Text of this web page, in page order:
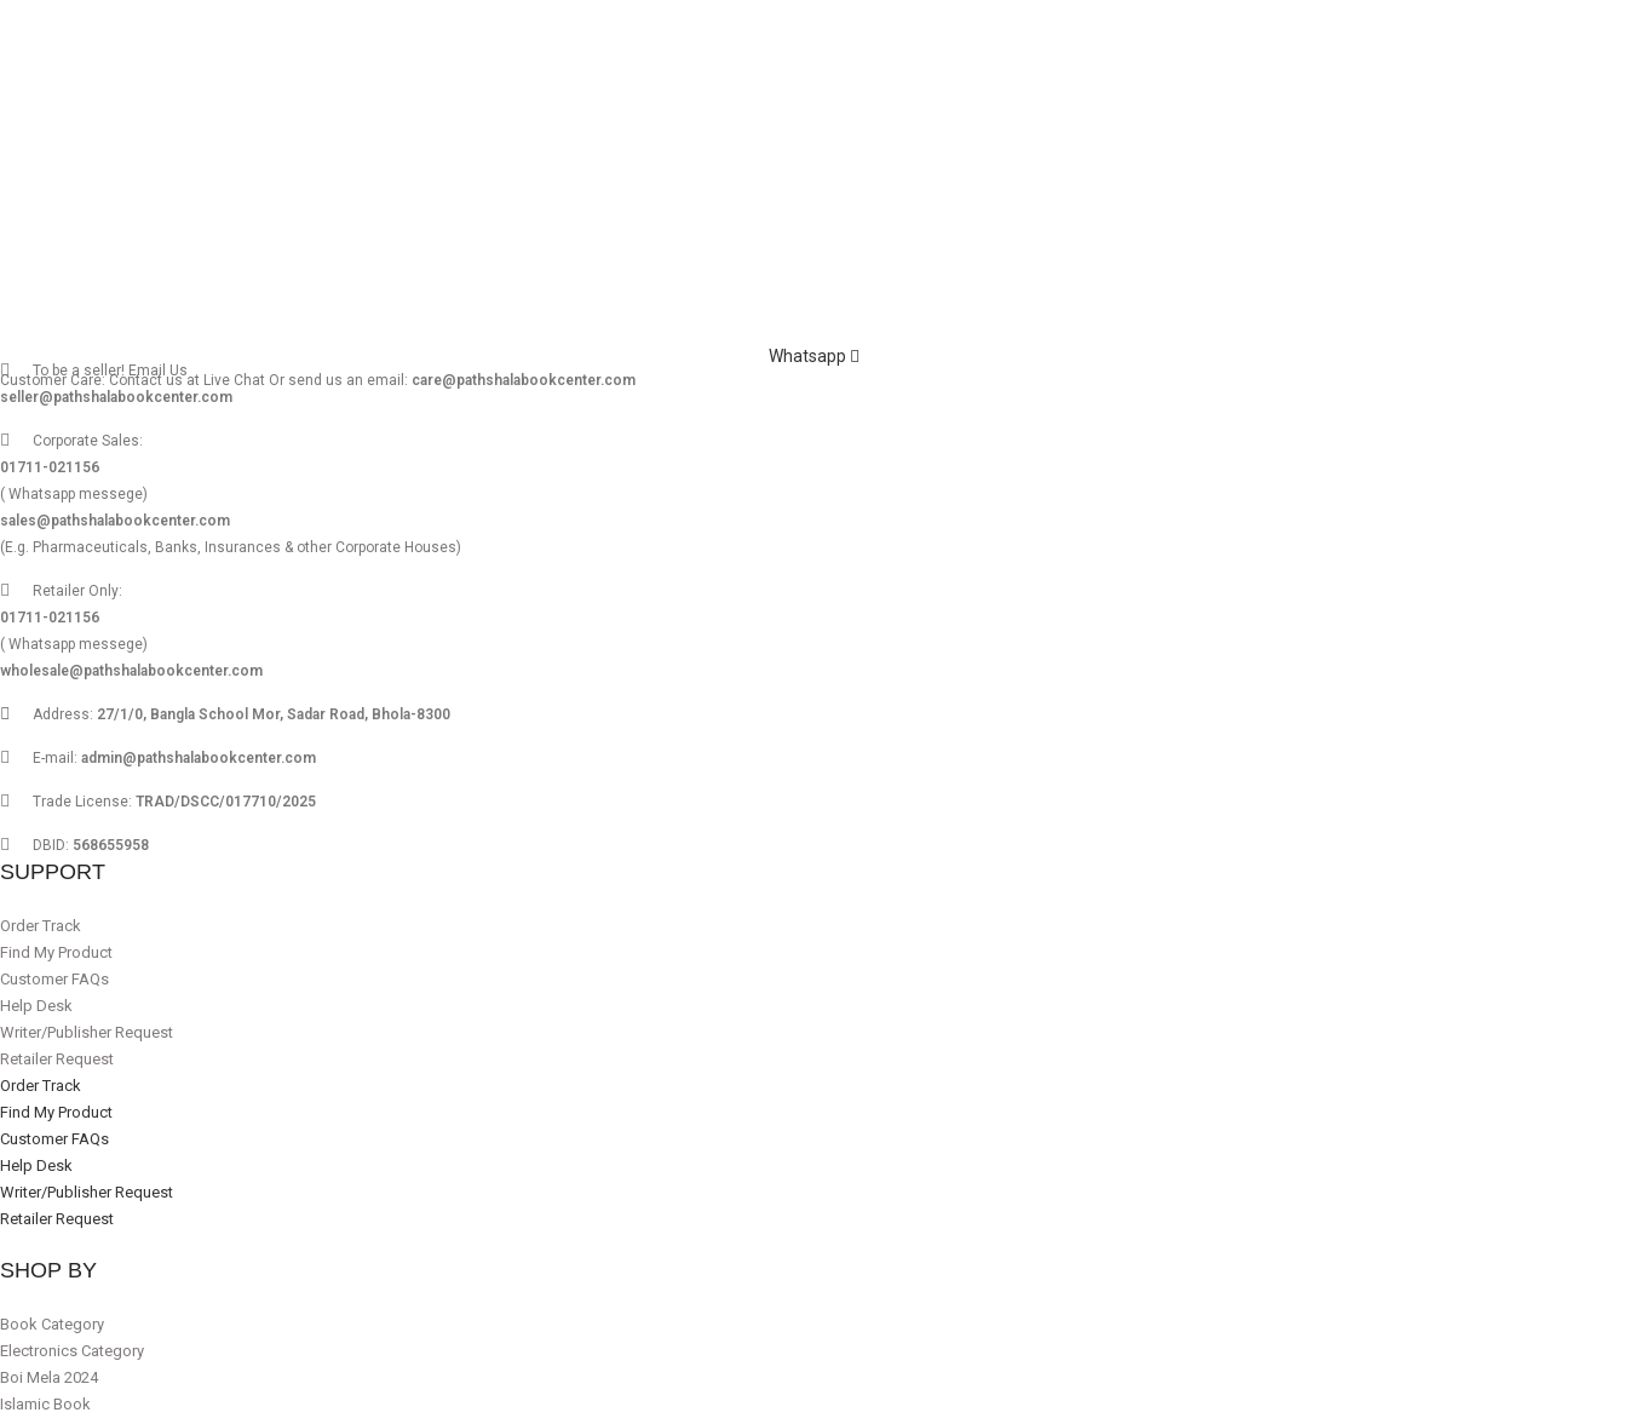
Whatsapp
Customer Care: Contact us at Live Chat Or send us an email: care@pathshalabookcenter.com
To be a seller! Email Us
seller@pathshalabookcenter.com
Corporate Sales:
01711-021156
( Whatsapp messege)
sales@pathshalabookcenter.com
(E.g. Pharmaceuticals, Banks, Insurances & other Corporate Houses)
Retailer Only:
01711-021156
( Whatsapp messege)
wholesale@pathshalabookcenter.com
Address: 27/1/0, Bangla School Mor, Sadar Road, Bhola-8300
E-mail: admin@pathshalabookcenter.com
Trade License: TRAD/DSCC/017710/2025
DBID: 568655958
SUPPORT
Order Track
Find My Product
Customer FAQs
Help Desk
Writer/Publisher Request
Retailer Request
Order Track
Find My Product
Customer FAQs
Help Desk
Writer/Publisher Request
Retailer Request
SHOP BY
Book Category
Electronics Category
Boi Mela 2024
Islamic Book